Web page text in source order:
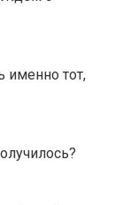
именно тот,